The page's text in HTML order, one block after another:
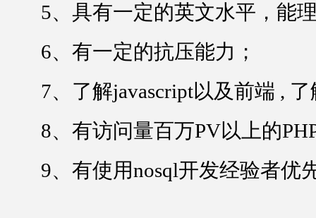
5、 具有一定的英文水平，能
6、 有一定的抗压能力；
7、 了解javascript以及前端 , 了
8、 有访问量百万PV以上的
9、 有使用nosql开发经验者优